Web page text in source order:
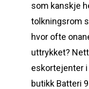
som kanskje
tolkningsrom
hvor ofte
uttrykket?
eskortejenter
butikk Batteri